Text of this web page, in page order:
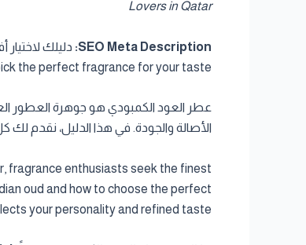
Lovers in Qatar
SEO Meta Description:
the perfect fragrance for your taste.
عطر العود الكمبودي هو جوهرة العطور
الأصالة والجودة. في هذا الدليل، نقدم
fragrance enthusiasts seek the finest
oud and how to choose the perfect
your personality and refined taste.